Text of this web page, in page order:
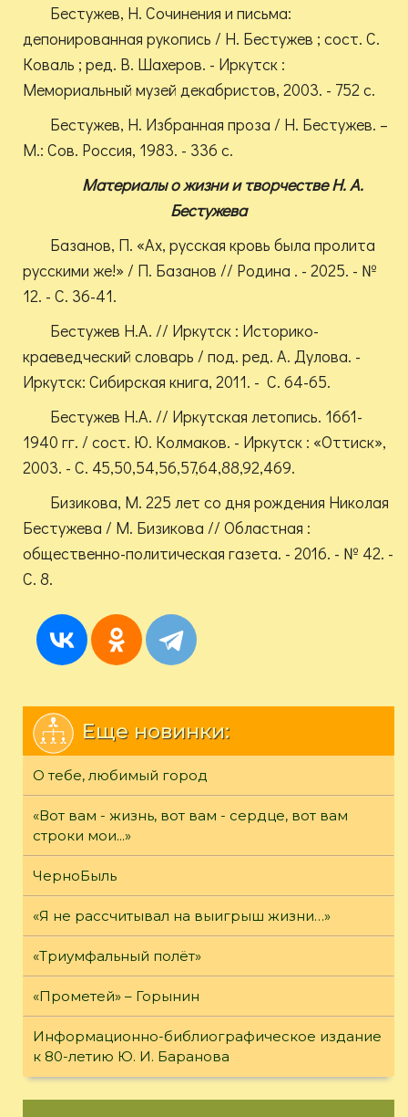
Бестужев, Н. Сочинения и письма:
депонированная рукопись / Н. Бестужев ; сост. С.
Коваль ; ред. В. Шахеров. - Иркутск :
Мемориальный музей декабристов, 2003. - 752 с.
Бестужев, Н. Избранная проза / Н. Бестужев. –
М.: Сов. Россия, 1983. - 336 с.
Материалы о жизни и творчестве Н. А.
Бестужева
Базанов, П. «Ах, русская кровь была пролита
русскими же!» / П. Базанов // Родина . - 2025. - №
12. - С. 36-41.
Бестужев Н.А. // Иркутск : Историко-
краеведческий словарь / под. ред. А. Дулова. -
Иркутск: Сибирская книга, 2011. - С. 64-65.
Бестужев Н.А. // Иркутская летопись. 1661-
1940 гг. / сост. Ю. Колмаков. - Иркутск : «Оттиск»,
2003. - С. 45,50,54,56,57,64,88,92,469.
Бизикова, М. 225 лет со дня рождения Николая
Бестужева / М. Бизикова // Областная :
общественно-политическая газета. - 2016. - № 42. -
С. 8.
Еще новинки:
О тебе, любимый город
«Вот вам - жизнь, вот вам - сердце, вот вам
строки мои...»
ЧерноБыль
«Я не рассчитывал на выигрыш жизни…»
«Триумфальный полёт»
«Прометей» – Горынин
Информационно-библиографическое издание
к 80-летию Ю. И. Баранова